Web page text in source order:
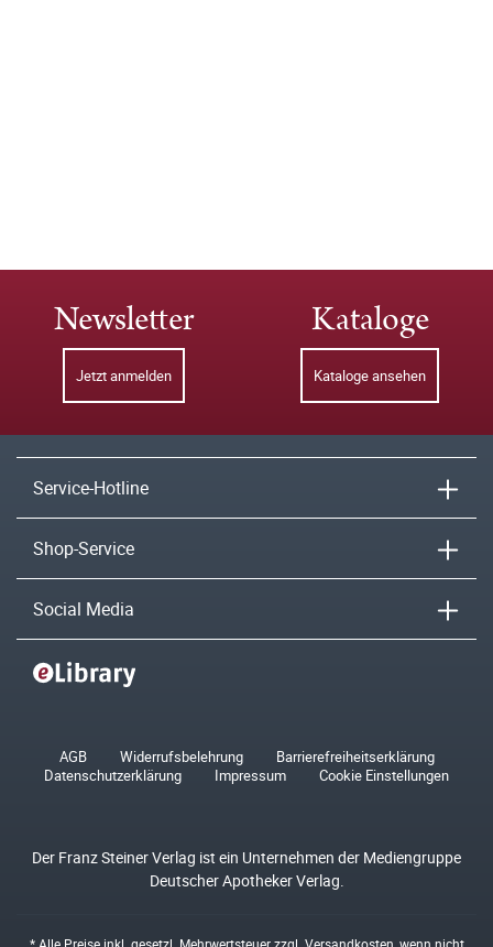
Newsletter
Jetzt anmelden
Kataloge
Kataloge ansehen
Service-Hotline
Shop-Service
Social Media
AGB Widerrufsbelehrung
Barrierefreiheitserklärung
Datenschutzerklärung
Impressum Cookie Einstellungen
Der Franz Steiner Verlag ist ein Unternehmen der Mediengruppe
Deutscher Apotheker Verlag.